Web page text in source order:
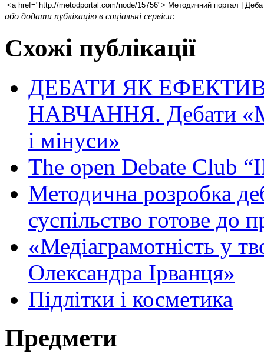
або додати публікацію в соціальні сервіси:
Схожі публікації
ДЕБАТИ ЯК
НАВЧАННЯ. Дебати
і мінуси»
The open Debate Club
Методична розробка
суспільство готове до
«Медіаграмотність у
Олександра Ірванця»
Підлітки і косметика
Предмети